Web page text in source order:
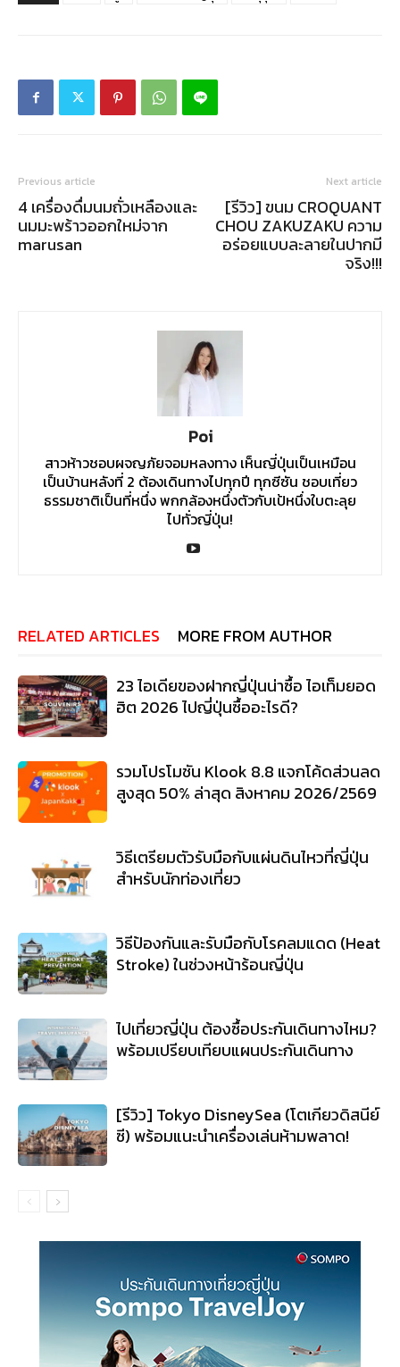
Previous article
4 เครื่องดื่มนมถั่วเหลืองและ
นมมะพร้าวออกใหม่จาก
marusan
Next article
[รีวิว] ขนม CROQUANT
CHOU ZAKUZAKU ความ
อร่อยแบบละลายในปากมี
จริง!!!
Poi
สาวห้าวชอบผจญภัยจอมหลงทาง เห็นญี่ปุ่นเป็นเหมือน
เป็นบ้านหลังที่ 2 ต้องเดินทางไปทุกปี ทุกซีซัน ชอบเที่ยว
ธรรมชาติเป็นที่หนึ่ง พกกล้องหนึ่งตัวกับเป้หนึ่งใบตะลุย
ไปทั่วญี่ปุ่น!
RELATED ARTICLES MORE FROM AUTHOR
23 ไอเดียของฝากญี่ปุ่นน่าซื้อ ไอเท็มยอด
ฮิต 2026 ไปญี่ปุ่นซื้ออะไรดี?
รวมโปรโมชัน Klook 8.8 แจกโค้ดส่วนลด
สูงสุด 50% ล่าสุด สิงหาคม 2026/2569
วิธีเตรียมตัวรับมือกับแผ่นดินไหวที่ญี่ปุ่น
สำหรับนักท่องเที่ยว
วิธีป้องกันและรับมือกับโรคลมแดด (Heat
Stroke) ในช่วงหน้าร้อนญี่ปุ่น
ไปเที่ยวญี่ปุ่น ต้องซื้อประกันเดินทางไหม?
พร้อมเปรียบเทียบแผนประกันเดินทาง
[รีวิว] Tokyo DisneySea (โตเกียวดิสนีย์
ซี) พร้อมแนะนำเครื่องเล่นห้ามพลาด!